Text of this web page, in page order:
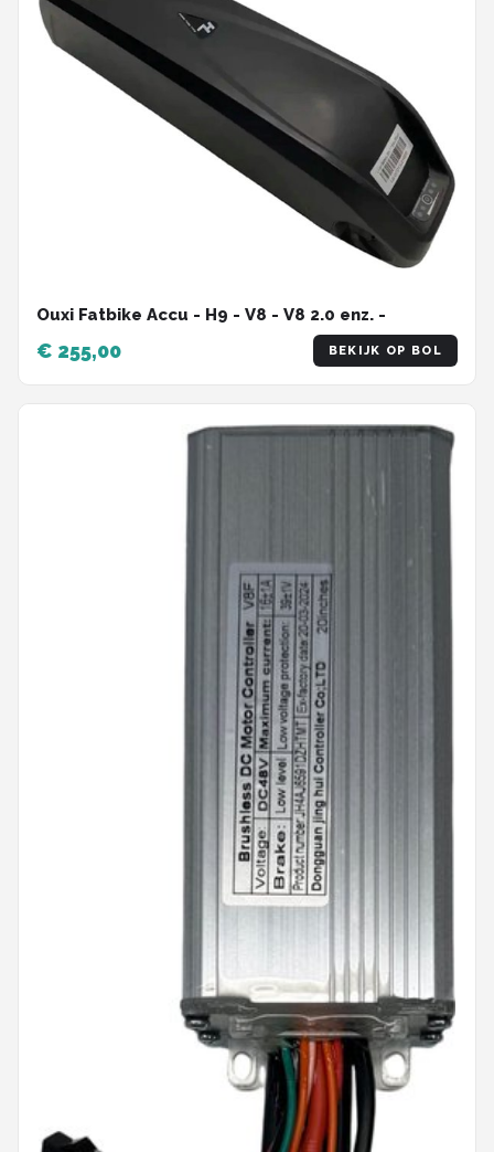
Ouxi Fatbike Accu - H9 - V8 - V8 2.0 enz. -
€ 255,00 BEKIJK OP BOL